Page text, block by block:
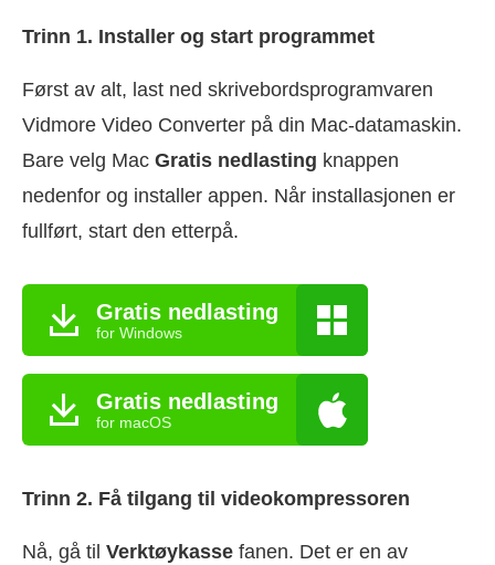
Trinn 1. Installer og start programmet
Først av alt, last ned skrivebordsprogramvaren
Vidmore Video Converter på din Mac-datamaskin.
Bare velg Mac Gratis nedlasting knappen
nedenfor og installer appen. Når installasjonen er
fullført, start den etterpå.
Gratis nedlasting
for Windows
Gratis nedlasting
for macOS
Trinn 2. Få tilgang til videokompressoren
Nå, gå til Verktøykasse fanen. Det er en av